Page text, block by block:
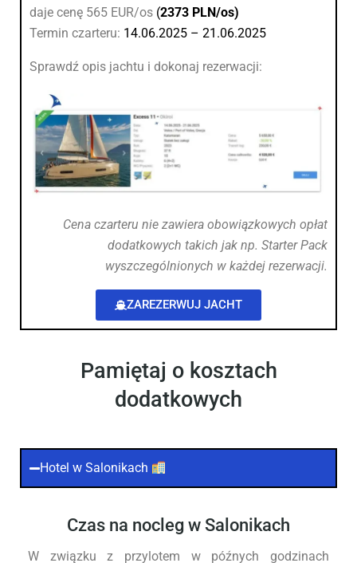
daje cenę 565 EUR/os (2373 PLN/os)
Termin czarteru: 14.06.2025 – 21.06.2025
Sprawdź opis jachtu i dokonaj rezerwacji:
Cena czarteru nie zawiera obowiązkowych opłat
dodatkowych takich jak np. Starter Pack
wyszczególnionych w każdej rezerwacji.
ZAREZERWUJ JACHT
Pamiętaj o kosztach
dodatkowych
Hotel w Salonikach
Czas na nocleg w Salonikach
W związku z przylotem w późnych godzinach